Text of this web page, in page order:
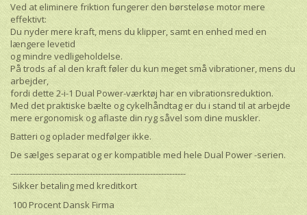
Ved at eliminere friktion fungerer den børsteløse motor mere
effektivt:
Du nyder mere kraft, mens du klipper, samt en enhed med en
længere levetid
og mindre vedligeholdelse.
På trods af al den kraft føler du kun meget små vibrationer, mens du
arbejder,
fordi dette 2-i-1 Dual Power-værktøj har en vibrationsreduktion.
Med det praktiske bælte og cykelhåndtag er du i stand til at arbejde
mere ergonomisk og aflaste din ryg såvel som dine muskler.
Batteri og oplader medfølger ikke.
De sælges separat og er kompatible med hele Dual Power -serien.
----------------------------------------------------------------
Sikker betaling med kreditkort
100 Procent Dansk Firma